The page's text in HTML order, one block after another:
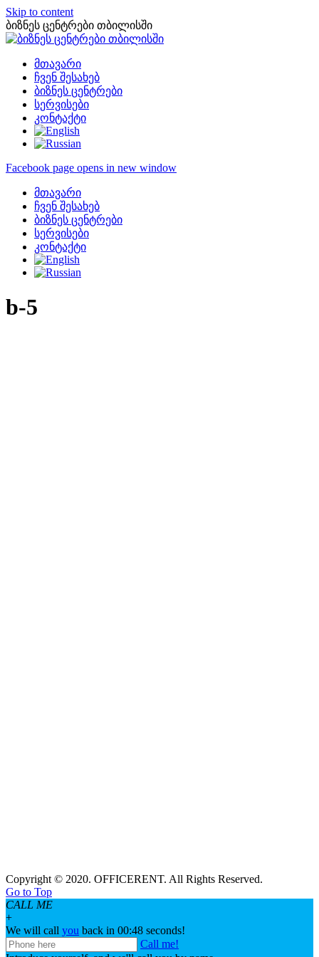
Skip to content
ბიზნეს ცენტრები თბილისში
მთავარი
ჩვენ შესახებ
ბიზნეს ცენტრები
სერვისები
კონტაქტი
Facebook page opens in new window
მთავარი
ჩვენ შესახებ
ბიზნეს ცენტრები
სერვისები
კონტაქტი
b-5
Copyright © 2020. OFFICERENT. All Rights Reserved.
Go to Top
CALL ME
+
We will call you back in 00:48 seconds!
Call me!